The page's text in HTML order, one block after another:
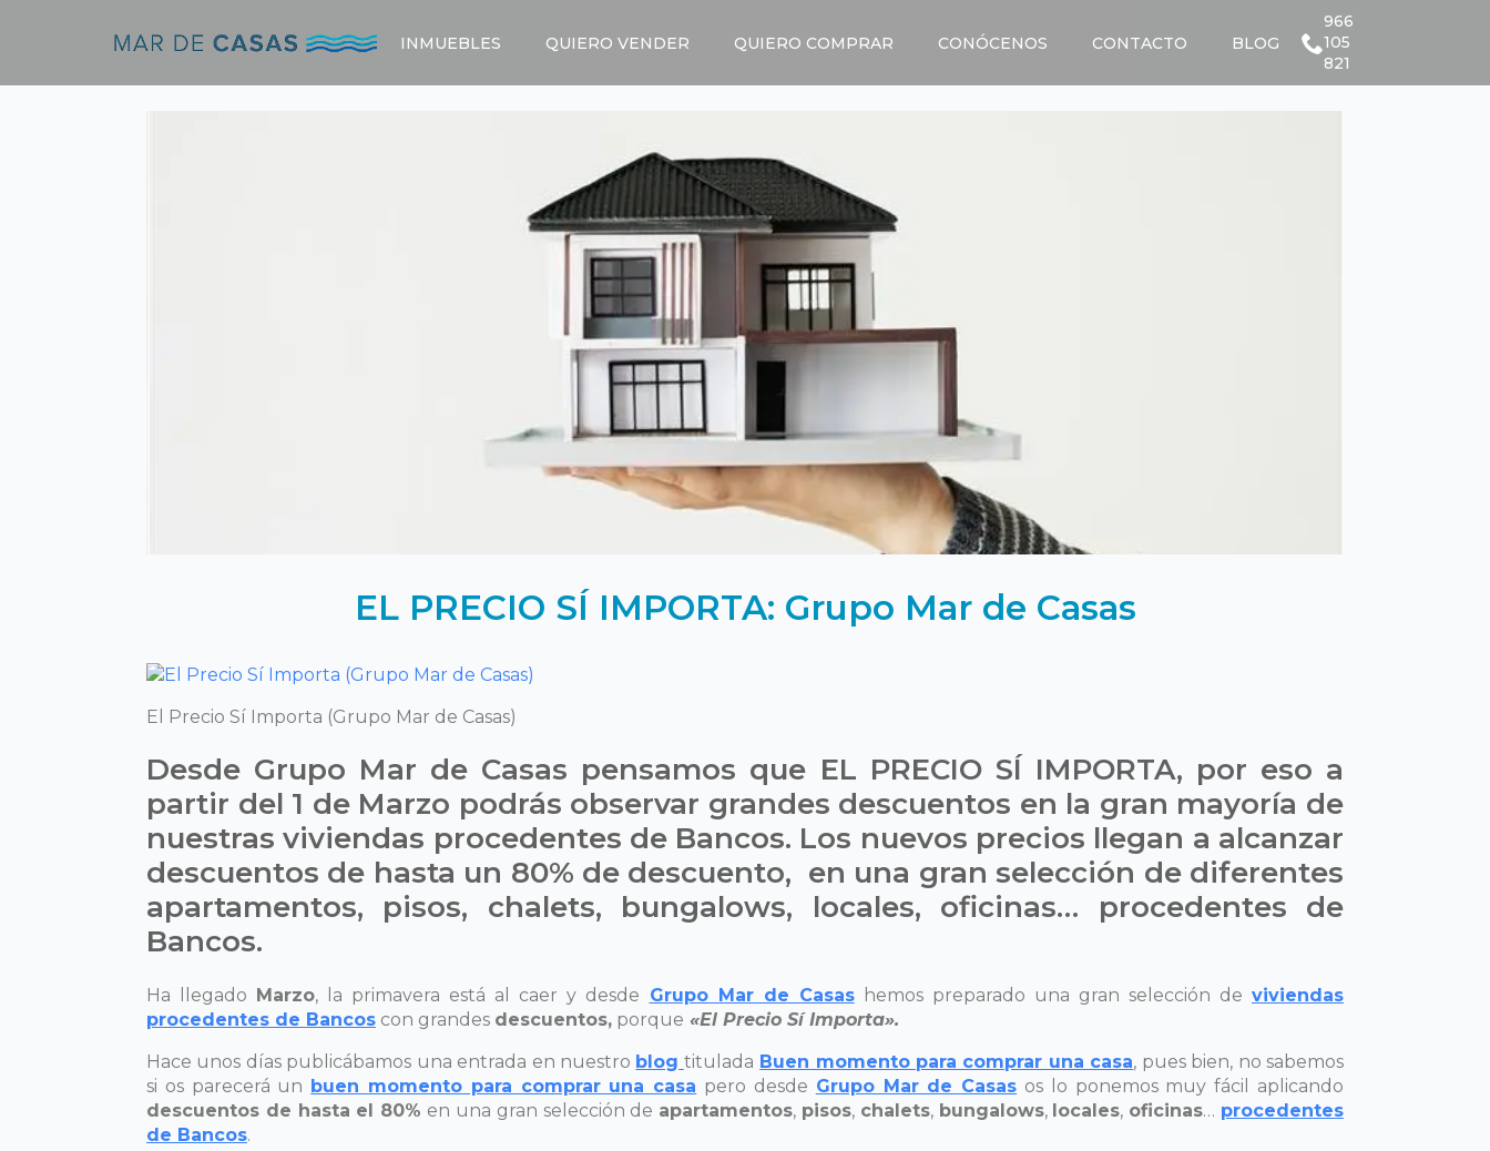
INMUEBLES QUIERO VENDER QUIERO COMPRAR CONÓCENOS CONTACTO BLOG
966
105
821
EL PRECIO SÍ IMPORTA: Grupo Mar de Casas
El Precio Sí Importa (Grupo Mar de Casas)
Desde Grupo Mar de Casas pensamos que EL PRECIO SÍ IMPORTA, por eso a
partir del 1 de Marzo podrás observar grandes descuentos en la gran mayoría de
nuestras viviendas procedentes de Bancos. Los nuevos precios llegan a alcanzar
descuentos de hasta un 80% de descuento, en una gran selección de diferentes
apartamentos, pisos, chalets, bungalows, locales, oficinas… procedentes de
Bancos.
Ha llegado Marzo, la primavera está al caer y desde Grupo Mar de Casashemos preparado una gran selección deviviendas
procedentes de Bancos con grandes descuentos, porque «El Precio Sí Importa».
Hace unos días publicábamos una entrada en nuestro blog titulada Buen momento para comprar una casa, pues bien, no sabemos
si os parecerá un buen momento para comprar una casa pero desde Grupo Mar de Casas os lo ponemos muy fácil aplicando
descuentos de hasta el 80% en una gran selección de apartamentos, pisos, chalets, bungalows, locales, oficinas… procedentes
de Bancos.